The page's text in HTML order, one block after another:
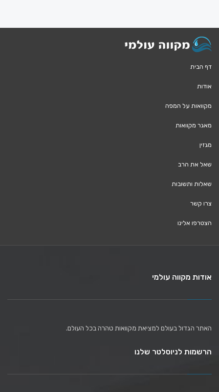
דף הבית
אודות
מקוואות על המפה
מאגר מקוואות
מגזין
שאל את הרב
שאלות ותשובות
צרו קשר
הצטרפו אלינו
אודות מקווה עולמי
האתר הגדול בעולם למציאת מקוואות טהרה בכל העולם.
הרשמות לניוסלטר שלנו